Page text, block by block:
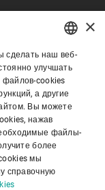
ENGLISH
SPANISH
GERMAN
FRENCH
PORTUGUESE
×
сделать наш веб-
улучшать
cookies
а другие
Вы можете
нажав
файлы-
более
мы
справочную